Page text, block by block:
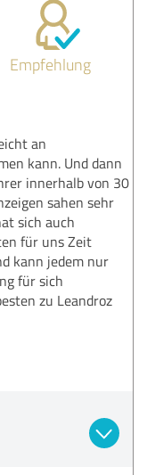
Empfehlung
an
kann. Und dann
innerhalb von 30
sahen sehr
sich auch
für uns Zeit
kann jedem nur
für sich
zu Leandroz